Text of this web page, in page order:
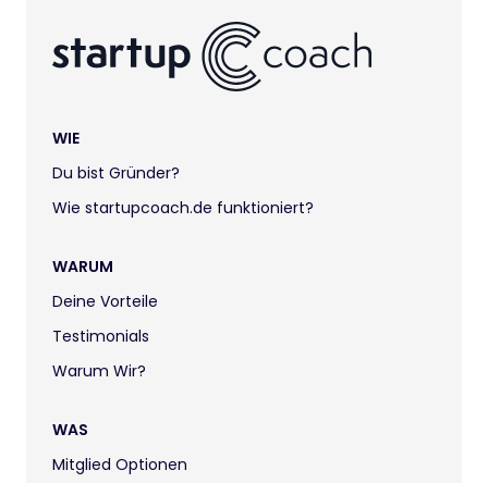
WIE
Du bist Gründer?
Wie startupcoach.de funktioniert?
WARUM
Deine Vorteile
Testimonials
Warum Wir?
WAS
Mitglied Optionen